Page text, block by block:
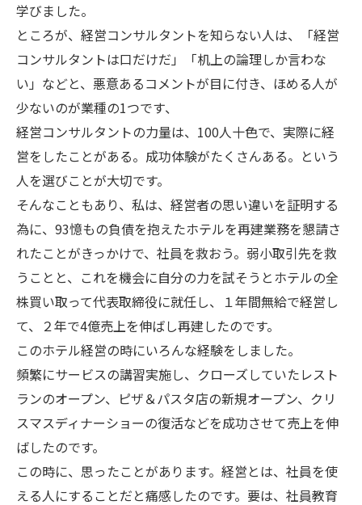
学びました。
ところが、経営コンサルタントを知らない人は、「経営
コンサルタントは口だけだ」「机上の論理しか言わな
い」などと、悪意あるコメントが目に付き、ほめる人が
少ないのが業種の1つです、
経営コンサルタントの力量は、100人十色で、実際に経
営をしたことがある。成功体験がたくさんある。という
人を選びことが大切です。
そんなこともあり、私は、経営者の思い違いを証明する
為に、93憶もの負債を抱えたホテルを再建業務を懇請さ
れたことがきっかけで、社員を救おう。弱小取引先を救
うことと、これを機会に自分の力を試そうとホテルの全
株買い取って代表取締役に就任し、１年間無給で経営し
て、２年で4億売上を伸ばし再建したのです。
このホテル経営の時にいろんな経験をしました。
頻繁にサービスの講習実施し、クローズしていたレスト
ランのオープン、ピザ＆パスタ店の新規オープン、クリ
スマスディナーショーの復活などを成功させて売上を伸
ばしたのです。
この時に、思ったことがあります。経営とは、社員を使
える人にすることだと痛感したのです。要は、社員教育